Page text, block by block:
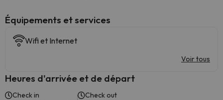
​Équipements et services
Wifi et Internet
Voir tous
Heures d'arrivée et de départ
Check in Check out